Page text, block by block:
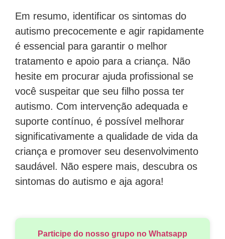
Em resumo, identificar os sintomas do
autismo precocemente e agir rapidamente
é essencial para garantir o melhor
tratamento e apoio para a criança. Não
hesite em procurar ajuda profissional se
você suspeitar que seu filho possa ter
autismo. Com intervenção adequada e
suporte contínuo, é possível melhorar
significativamente a qualidade de vida da
criança e promover seu desenvolvimento
saudável. Não espere mais, descubra os
sintomas do autismo e aja agora!
Participe do nosso grupo no Whatsapp